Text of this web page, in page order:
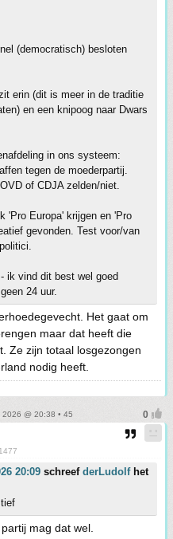
(democratisch) besloten
erin (dit is meer in de traditie
en een knipoog naar Dwars
in ons systeem:
tegen de moederpartij.
of CDJA zelden/niet.
'Pro Europa' krijgen en 'Pro
gevonden. Test voor/van
ik vind dit best wel goed
24 uur.
Het gaat om
maar dat heeft die
Ze zijn totaal losgezongen
nodig heeft.
@ 20:38 • 45
20:09 schreef derLudolfhet
mag dat wel.